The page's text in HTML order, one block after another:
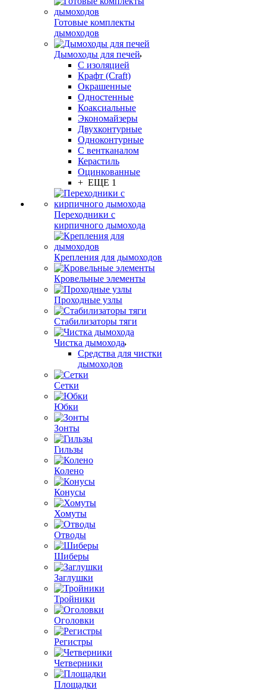
Готовые комплекты
дымоходов
Дымоходы для печей
С изоляцией
Крафт (Craft)
Окрашенные
Одностенные
Коаксиальные
Экономайзеры
Двухконтурные
Одноконтурные
С вентканалом
Керастиль
Оцинкованные
+ ЕЩЕ 1
Переходники с
кирпичного дымохода
Крепления для дымоходов
Кровельные элементы
Проходные узлы
Стабилизаторы тяги
Чистка дымохода
Средства для чистки
дымоходов
Сетки
Юбки
Зонты
Гильзы
Колено
Конусы
Хомуты
Отводы
Шиберы
Заглушки
Тройники
Оголовки
Регистры
Четверники
Площадки